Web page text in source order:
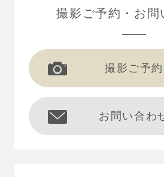
撮影ご予約 お問
撮影ご予約
お問い合わ